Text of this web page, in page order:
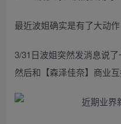
最近波姐确实是有了大动
3/31日波姐突然发消息说
然后和【森泽佳奈】商业互